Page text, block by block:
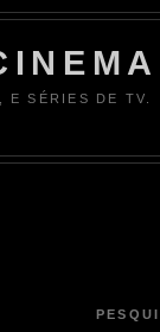
E SÉRIES DE TV.